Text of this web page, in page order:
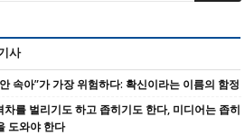
사
속아”가 가장 위험하다: 확신이라는 이름의 함정
차를 벌리기도 하고 좁히기도 한다, 미디어는 좁히
도와야 한다